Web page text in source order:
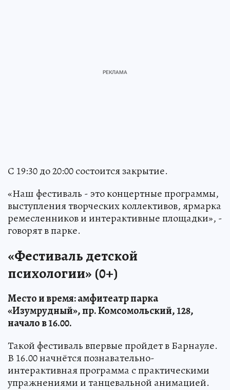
С 19:30 до 20:00 состоится закрытие.
«Наш фестиваль - это концертные программы,
выступления творческих коллективов, ярмарка
ремесленников и интерактивные площадки», -
говорят в парке.
«Фестиваль детской
психологии» (0+)
Место и время: амфитеатр парка
«Изумрудный», пр. Комсомольский, 128,
начало в 16.00.
Такой фестиваль впервые пройдет в Барнауле.
В 16.00 начнётся познавательно-
интерактивная программа с практическими
упражнениями и танцевальной анимацией.